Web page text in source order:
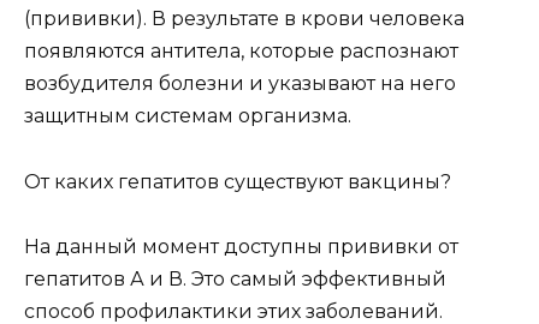
(прививки). В результате в крови человека
появляются антитела, которые распознают
возбудителя болезни и указывают на него
защитным системам организма.
От каких гепатитов существуют вакцины?
На данный момент доступны прививки от
гепатитов А и В. Это самый эффективный
способ профилактики этих заболеваний.